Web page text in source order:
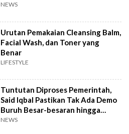
NEWS
Urutan Pemakaian Cleansing Balm,
Facial Wash, dan Toner yang
Benar
LIFESTYLE
Tuntutan Diproses Pemerintah,
Said Iqbal Pastikan Tak Ada Demo
Buruh Besar-besaran hingga
September
NEWS